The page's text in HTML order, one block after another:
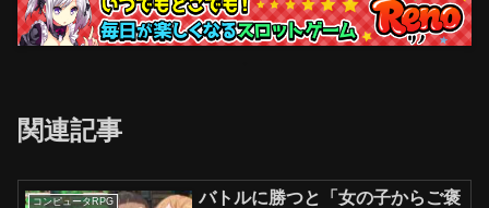
関連記事
コンピュータRPG
バトルに勝つと「女の子からご褒